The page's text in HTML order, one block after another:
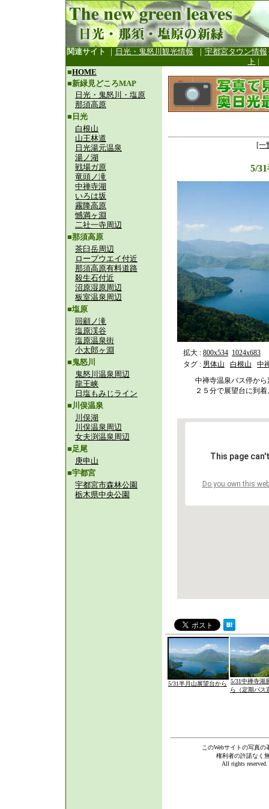
関連サイト ｜ 日光・鬼怒川観光情報 ｜ 宇都宮タウン情報
ト |
■HOME
■新緑見どころMAP
日光・鬼怒川・塩原
那須高原
■日光
白根山
山王林道
日光湯元温泉
湯ノ湖
戦場ガ原
竜頭ノ滝
中禅寺湖
いろは坂
霧降高原
憾満ヶ淵
二社一寺周辺
■那須高原
茶臼岳周辺
ロープウエイ付近
那須高原有料道路
殺生石付近
沼原湿原周辺
板室温泉周辺
■塩原
回顧ノ滝
塩原渓谷
塩原温泉街
小太郎ヶ淵
■鬼怒川
鬼怒川温泉周辺
龍王峡
日塩もみじライン
■川俣温泉
川俣湖
川俣温泉周辺
女夫渕温泉周辺
■足尾
庚申山
■宇都宮
宇都宮市森林公園
栃木県中央公園
[一
5/
拡大 : 800x534 1024x683
タグ : 男体山 白根山
中
中禅寺温泉バス停か
２５分で展望台に到着
This page
Do you own this
5/31半月山展望台から
5/31中禅寺湖
ら（定期バス
このWebサイトの写真の
権利者の許諾なく
All rights